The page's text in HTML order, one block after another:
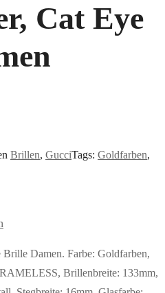
Cat Eye
Brillen, GucciTags: Goldfarben,
Damen. Farbe: Goldfarben,
Brillenbreite: 133mm,